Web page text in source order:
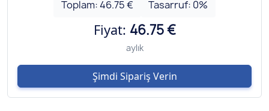
Toplam:46.75 € Tasarruf: 0%
Fiyat: 46.75 €
aylık
Şimdi Sipariş Verin